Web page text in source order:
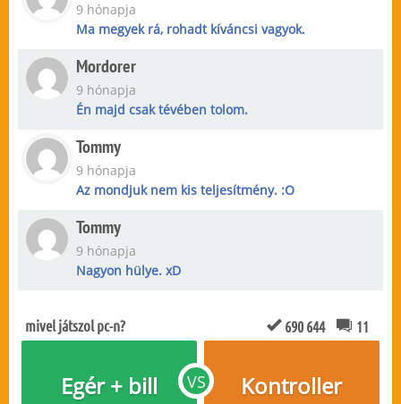
9 hónapja
Ma megyek rá, rohadt kíváncsi vagyok.
Mordorer
9 hónapja
Én majd csak tévében tolom.
Tommy
9 hónapja
Az mondjuk nem kis teljesítmény. :O
Tommy
9 hónapja
Nagyon hülye. xD
mivel játszol pc-n? 690 644 11
VS
Egér + bill Kontroller